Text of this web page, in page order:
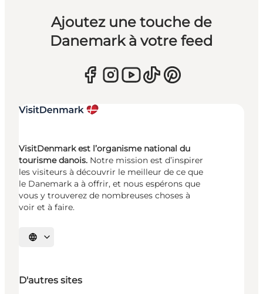
Ajoutez une touche de
Danemark à votre feed
VisitDenmark est l’organisme national du
tourisme danois. Notre mission est d’inspirer
les visiteurs à découvrir le meilleur de ce que
le Danemark a à offrir, et nous espérons que
vous y trouverez de nombreuses choses à
voir et à faire.
Choisissez la langue
D'autres sites